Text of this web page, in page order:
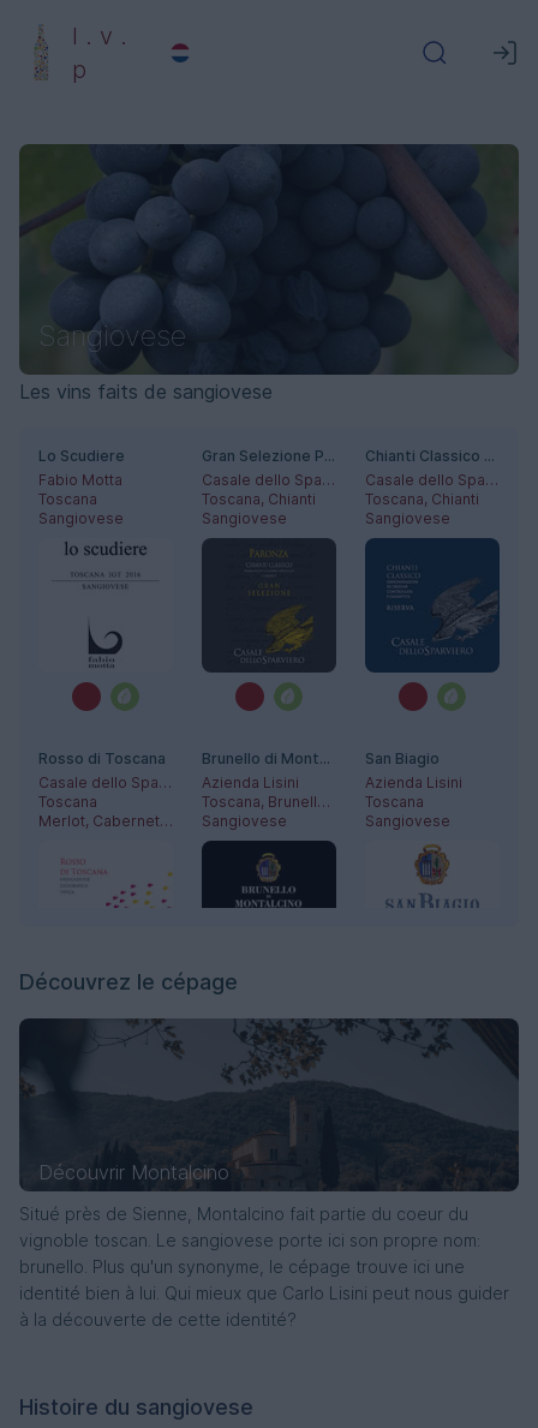
l . v .
p
Sangiovese
Histoire du sangiovese
Les vins faits de sangiovese
Lo Scudiere
Fabio Motta
Toscana
Sangiovese
Gran Selezione Paronza
Casale dello Sparviero
Toscana, Chianti
Sangiovese
Chianti Classico Riserva
Casale dello Sparviero
Toscana, Chianti
Sangiovese
Rosso di Toscana
Casale dello Sparviero
Toscana
Merlot, Cabernet-Sauvignon, Sangiovese
Brunello di Montalcino
Azienda Lisini
Toscana, Brunello di Montalcino
Sangiovese
San Biagio
Azienda Lisini
Toscana
Sangiovese
Toscana, Brunello di Montalcino
Chianti Classico
Casale dello Sparviero
Podere Albiano
Toscana
Merlot, Sangiovese
Brunello di Montalcino
Découvrez le cépage
Découvrir Montalcino
Situé près de Sienne, Montalcino fait partie du coeur du
vignoble toscan. Le sangiovese porte ici son propre nom:
brunello. Plus qu'un synonyme, le cépage trouve ici une
identité bien à lui. Qui mieux que Carlo Lisini peut nous guider
à la découverte de cette identité?